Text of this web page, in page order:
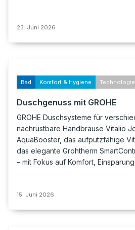
23. Juni 2026
Bad Komfort & Hygiene
Duschgenuss mit GROHE
GROHE Duschsysteme für
nachrüstbare Handbrause Vitalio
AquaBooster, das aufputzfähige
das elegante Grohtherm
– mit Fokus auf Komfort,
15. Juni 2026